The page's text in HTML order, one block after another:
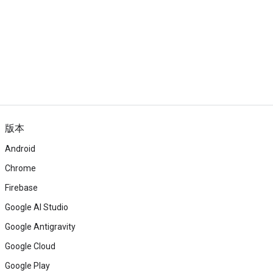
版本
Android
Chrome
Firebase
Google AI Studio
Google Antigravity
Google Cloud
Google Play